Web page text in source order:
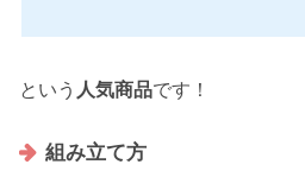
という 人気商品です！
組み立て方